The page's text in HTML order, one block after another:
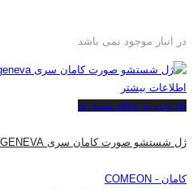
در انبار موجود نمی باشد
اطلاعات بیشتر
افزودن به علاقه مندی ها
ژل شستشو صورت کامان سری GENEVA مدل OILY حجم 500 میلی لیتر
کامان - COMEON